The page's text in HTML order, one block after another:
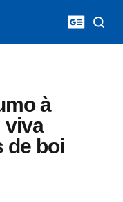
à
viva
de boi